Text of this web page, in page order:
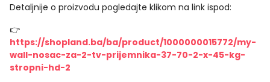
Detaljnije o proizvodu pogledajte klikom na link ispod:
👉
https://shopland.ba/ba/product/1000000015772/my-
wall-nosac-za-2-tv-prijemnika-37-70-2-x-45-kg-
stropni-hd-2